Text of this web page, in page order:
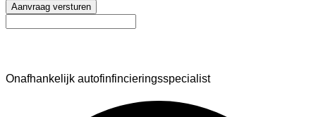
Aanvraag versturen
Onafhankelijk autofinfincieringsspecialist